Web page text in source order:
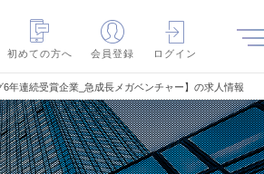
初めての方へ
会員登録 ログイン
年連続受賞企業_急成長メガベンチャー】の求人情報